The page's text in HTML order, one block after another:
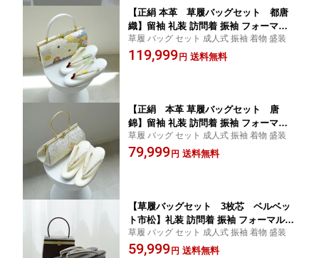
【正絹 本革 草履バッグセット 都唐
織】留袖 礼装 訪問着 振袖 フォーマル
用 金銀 ゴールド シルバー 着物 和装 レ
ディース 結婚式 成人式 入学式 卒業式
草履 バッグ セット 成人式 振袖 着物 盛装
119,999 円 送料無料
【正絹 本革 草履バッグセット 唐
錦】留袖 礼装 訪問着 振袖 フォーマル
用 金銀 ゴールド シルバー 着物 和装 レ
ディース 結婚式 成人式 入学式 卒業式
草履 バッグ セット 成人式 振袖 着物 盛装
79,999 円 送料無料
【草履バッグセット 3枚芯 ベルベッ
ト市松】礼装 訪問着 振袖 フォーマル用
茶系 ブラウン フリーサイズ 着物 和装
レディース 結婚式 成人式 入学式 卒業
草履 バッグ セット 成人式 振袖 着物 盛装
59,999 円 送料無料